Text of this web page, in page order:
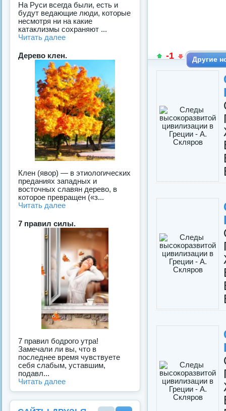
-1 Другие
На Руси всегда были, есть и
будут ведающие люди, которые
несмотря ни на какие
катаклизмы сохраняют ...
Читать далее
Дерево клен.
Клен (явор) — в этиологических
преданиях западных и
восточных славян дерево, в
которое превращен («з...
Читать далее
7 правил силы.
7 правил бодрого утра!
Замечали ли вы, что в
последнее время чувствуете
себя слабым, уставшим,
подавл...
Читать далее